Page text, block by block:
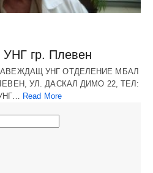
гр. Плевен
УНГ ОТДЕЛЕНИЕ МБАЛ
УЛ. ДАСКАЛ ДИМО 22, ТЕЛ:
Read More